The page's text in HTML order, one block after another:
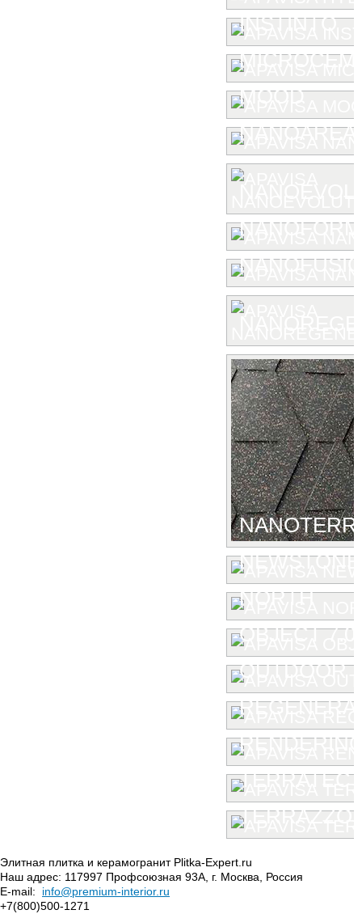
INSTINTO
MOOD
NANOAREA
NEWSTONE
NORTH
OBJECT 7.0
OUTDOOR
TERRATEC
TERRAZZO
Элитная плитка и керамогранит Plitka-Expert.ru
Наш адрес: 117997 Профсоюзная 93А г. Москва
Россия
E-mail:
info@premium-interior.ru
+7(800)500-1271